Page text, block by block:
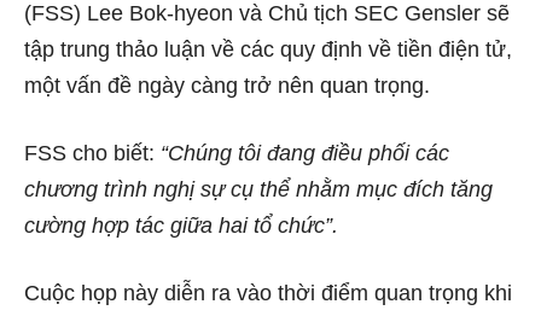
(FSS) Lee Bok-hyeon và Chủ tịch SEC Gensler sẽ
tập trung thảo luận về các quy định về tiền điện tử,
một vấn đề ngày càng trở nên quan trọng.
FSS cho biết: “Chúng tôi đang điều phối các
chương trình nghị sự cụ thể nhằm mục đích tăng
cường hợp tác giữa hai tổ chức”.
Cuộc họp này diễn ra vào thời điểm quan trọng khi